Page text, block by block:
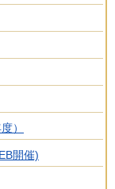
）
開催)